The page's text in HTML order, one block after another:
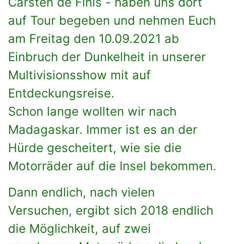
auf Tour begeben und nehmen Euch
am Freitag den 10.09.2021 ab
Einbruch der Dunkelheit in unserer
Multivisionsshow mit auf
Entdeckungsreise.
Schon lange wollten wir nach
Madagaskar. Immer ist es an der
Hürde gescheitert, wie sie die
Motorräder auf die Insel bekommen.
Dann endlich, nach vielen
Versuchen, ergibt sich 2018 endlich
die Möglichkeit, auf zwei